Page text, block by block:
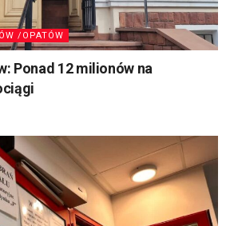
/OPATÓW
Ponad 12 milionów na